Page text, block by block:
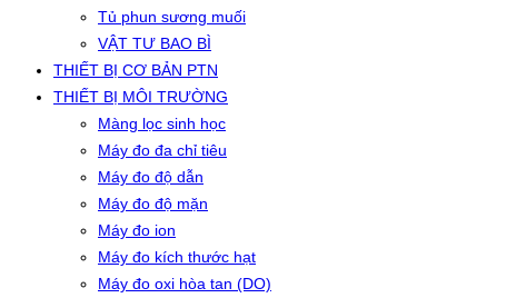
Tủ phun sương muối
VẬT TƯ BAO BÌ
THIẾT BỊ CƠ BẢN PTN
THIẾT BỊ MÔI TRƯỜNG
Màng lọc sinh học
Máy đo đa chỉ tiêu
Máy đo độ dẫn
Máy đo độ mặn
Máy đo ion
Máy đo kích thước hạt
Máy đo oxi hòa tan (DO)